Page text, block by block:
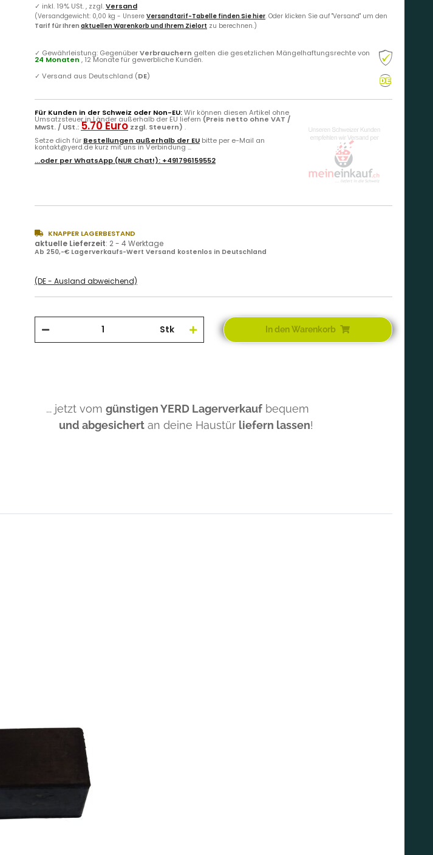
✓ inkl. 19% USt. , zzgl.Versand
(Versandgewicht: 0,00 kg - Unsere Versandtarif-Tabelle finden Sie hier. Oder klicken Sie auf "Versand" um den
Tarif für Ihren aktuellen Warenkorb und Ihrem Zielort zu berechnen.)
✓ Gewährleistung: GegenüberVerbrauchern gelten die gesetzlichen Mängelhaftungsrechte von
24 Monaten , 12 Monate für gewerbliche Kunden.
✓ Versand aus Deutschland (DE)
Für Kunden in der Schweiz oder Non-EU:Wir können diesen Artikel ohne
Umsatzsteuer in Länder außerhalb der EU liefern (Preis netto ohne VAT /
MwSt. / USt.: 5.70 Euro zzgl. Steuern) .
Setze dich für Bestellungen außerhalb der EU bitte per e-Mail an
kontakt@yerd.de kurz mit uns in Verbindung ...
...oder perWhatsApp (NUR Chat!): +491796159552
KNAPPER LAGERBESTAND
aktuelle Lieferzeit: 2 - 4 Werktage
Ab 250,-€ Lagerverkaufs-Wert Versand kostenlos in Deutschland
(DE - Ausland abweichend)
Stk In den Warenkorb
... jetzt vom günstigen YERD Lagerverkauf bequem
und abgesichert an deine Haustür liefern lassen!